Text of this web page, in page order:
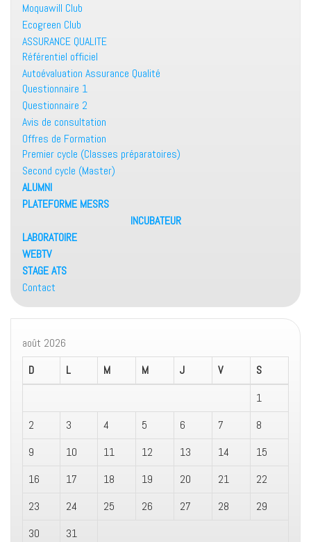
Moquawill Club
Ecogreen Club
ASSURANCE QUALITE
Référentiel officiel
Autoévaluation Assurance Qualité
Questionnaire 1
Questionnaire 2
Avis de consultation
Offres de Formation
Premier cycle (Classes préparatoires)
Second cycle (Master)
ALUMNI
PLATEFORME MESRS
INCUBATEUR
LABORATOIRE
WEBTV
STAGE ATS
Contact
août 2026
D
L M M J V
S
1
2
3 4 5 6 7
8
9
10 11 12 13 14
15
16
17 18 19 20 21
22
23
24 25 26 27 28
29
30
31